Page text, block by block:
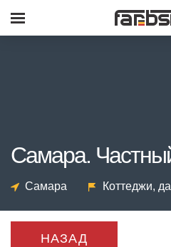
Самара.
Самара Коттеджи,
НАЗАД